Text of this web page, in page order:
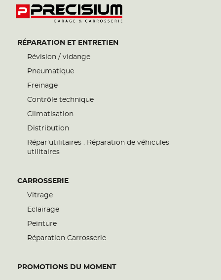
RÉPARATION ET ENTRETIEN
Révision / vidange
Pneumatique
Freinage
Contrôle technique
Climatisation
Distribution
Répar’utilitaires : Réparation de véhicules
utilitaires
CARROSSERIE
Vitrage
Eclairage
Peinture
Réparation Carrosserie
PROMOTIONS DU MOMENT